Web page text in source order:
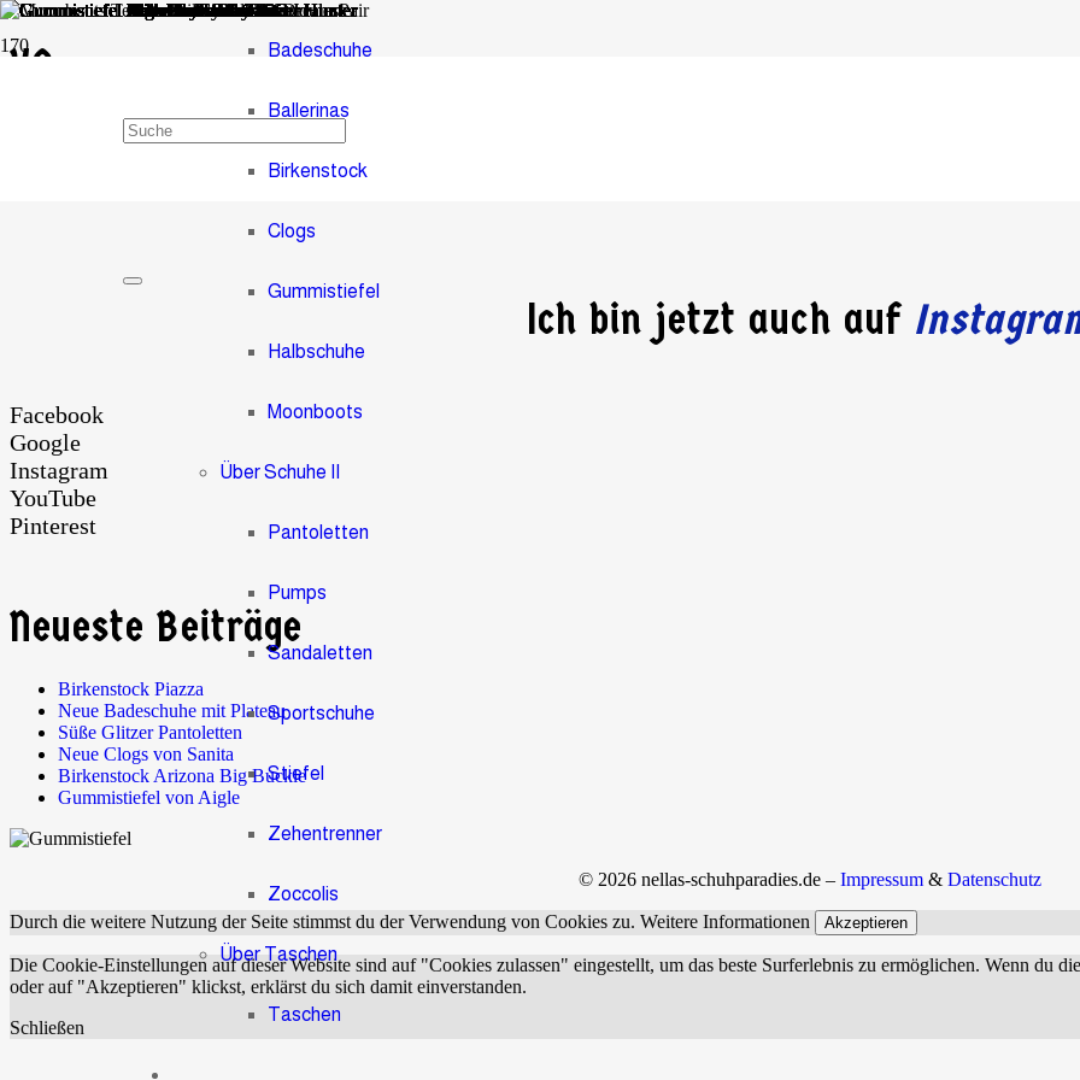
Badeschuhe
Ballerinas
Birkenstock
Clogs
Gummistiefel
Halbschuhe
Moonboots
Über Schuhe II
Pantoletten
Pumps
Sandaletten
Sportschuhe
Stiefel
Zehentrenner
Zoccolis
Über Taschen
Taschen
KQ
Besondere Gummistiefel Gefüttert
Ich bin jetzt auch auf
Facebook
Google
Instagram
YouTube
Pinterest
Neueste Beiträge
Birkenstock Piazza
Neue Badeschuhe mit Plateau
Süße Glitzer Pantoletten
Neue Clogs von Sanita
Birkenstock Arizona Big Buckle
Gummistiefel von Aigle
© 2026 nellas-schuhparadies.de – Impressum & Datenschutz
Durch die weitere Nutzung der Seite stimmst du der Verwendung von Cookies zu. Weitere Informationen Akzeptieren
Die Cookie-Einstellungen auf dieser Website sind auf "Cookies zulassen" eingestellt, um das beste Surferlebnis zu ermöglichen. Wenn du
oder auf "Akzeptieren" klickst, erklärst du sich damit einverstanden.
Schließen